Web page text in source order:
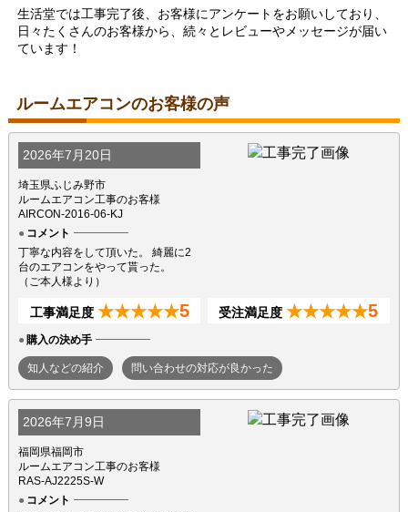
生活堂では工事完了後、お客様にアンケートをお願いしており、
日々たくさんのお客様から、続々とレビューやメッセージが届い
ています！
ルームエアコンのお客様の声
2026年7月20日
埼玉県ふじみ野市
ルームエアコン工事のお客様
AIRCON-2016-06-KJ
コメント
丁寧な内容をして頂いた。 綺麗に2
台のエアコンをやって貰った。
（ご本人様より）
工事満足度 ★★★★★5 受注満足度 ★★★★★5
購入の決め手
知人などの紹介 問い合わせの対応が良かった
2026年7月9日
福岡県福岡市
ルームエアコン工事のお客様
RAS-AJ2225S-W
コメント